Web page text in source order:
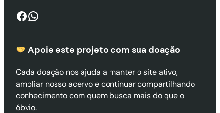
Facebook WhatsApp
Apoie este projeto com sua doação
Cada doação nos ajuda a manter o site ativo,
ampliar nosso acervo e continuar compartilhando
conhecimento com quem busca mais do que o
óbvio.